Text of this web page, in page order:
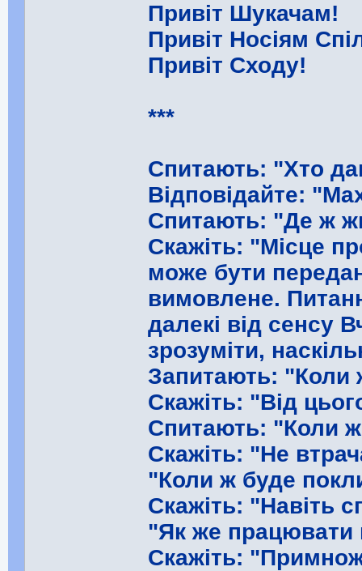
Привіт Шукачам!
Привіт Носіям
Привіт Сходу!
***
Спитають: "Хто
Відповідайте:
Спитають: "Де ж
Скажіть: "Місце
може бути
вимовлене.
далекі від сенсу
зрозуміти,
Запитають: "Коли
Скажіть: "Від
Спитають: "Коли
Скажіть: "Не
"Коли ж буде
Скажіть: "Навіть
"Як же працювати
Скажіть: